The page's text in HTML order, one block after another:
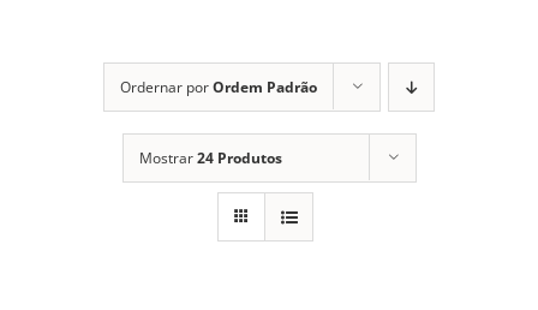
Ordernar porOrdem Padrão
Mostrar24 Produtos